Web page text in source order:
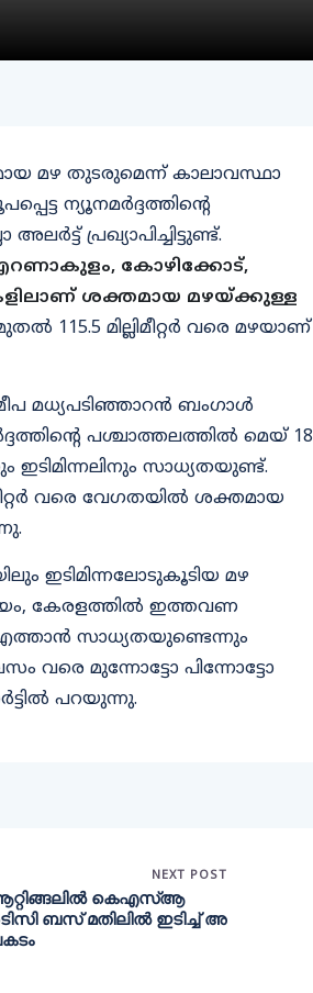
മഴ തുടരുമെന്ന് കാലാവസ്ഥാ
ന്യൂനമർദ്ദത്തിന്റെ
പ്രഖ്യാപിച്ചിട്ടുണ്ട്.
എറണാകുളം, കോഴിക്കോട്,
ശക്തമായ മഴയ്ക്കുള്ള
മുതൽ 115.5 മില്ലിമീറ്റർ വരെ മഴയാണ്
മധ്യപടിഞ്ഞാറൻ ബംഗാൾ
പശ്ചാത്തലത്തിൽ മെയ് 18
ഇടിമിന്നലിനും സാധ്യതയുണ്ട്.
വരെ വേഗതയിൽ ശക്തമായ
ഇടിമിന്നലോടുകൂടിയ മഴ
കേരളത്തിൽ ഇത്തവണ
സാധ്യതയുണ്ടെന്നും
വരെ മുന്നോട്ടോ പിന്നോട്ടോ
പറയുന്നു.
NEXT POST
കെഎസ്ആ
ബസ് മതിലില്‍ ഇടിച്ച് അ